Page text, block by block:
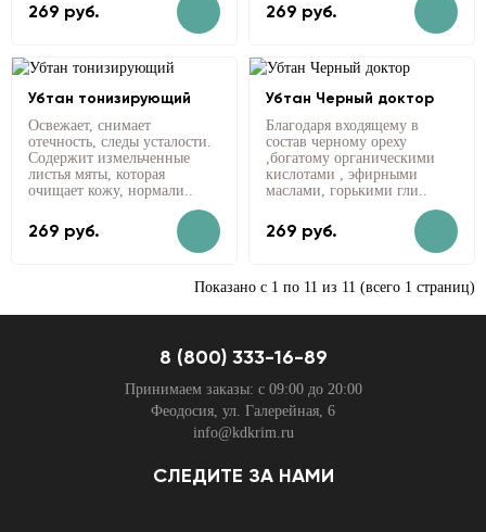
269 руб. 269 руб.
Убтан тонизирующий
Освежает, снимает
отечность, следы усталости.
Содержит измельченные
листья мяты, которая
очищает кожу, нормали..
269 руб.
Убтан Черный доктор
Благодаря входящему в
состав черному ореху
,богатому органическими
кислотами , эфирными
маслами, горькими гли..
269 руб.
Показано с 1 по 11 из 11 (всего 1 страниц)
8 (800) 333-16-89
Принимаем заказы: с 09:00 до 20:00
Феодосия, ул. Галерейная, 6
info@kdkrim.ru
СЛЕДИТЕ ЗА НАМИ